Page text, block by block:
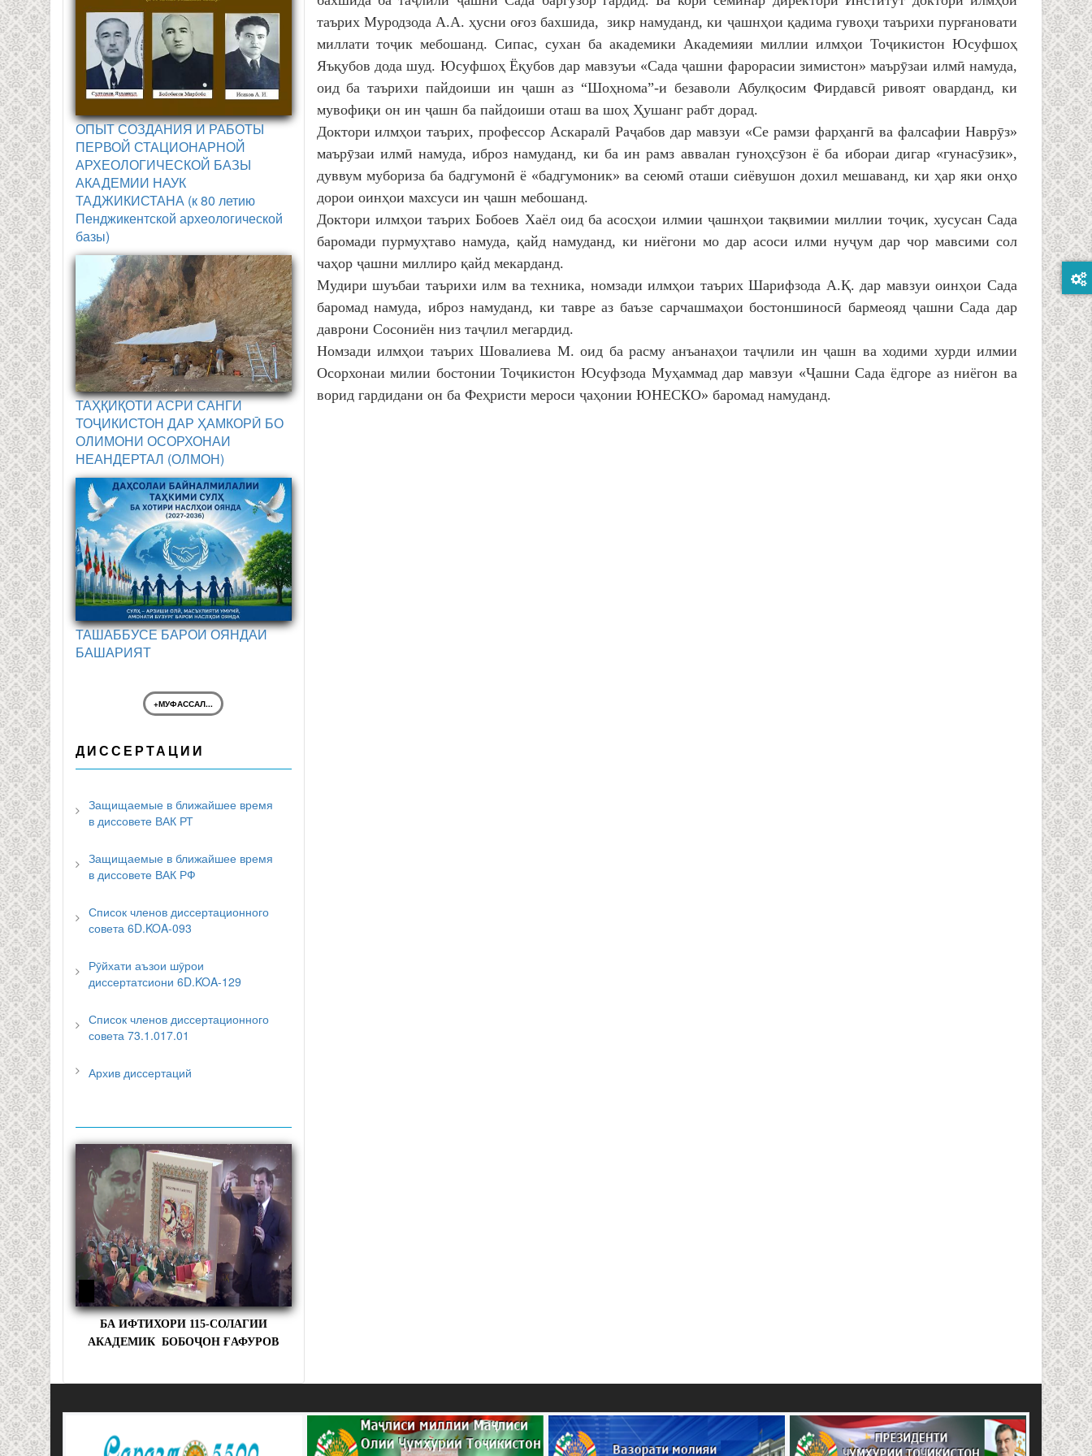
таърих Муродзода А.А. ҳусни оғоз бахшида, зикр намуданд, ки ҷашнҳои қадима гувоҳи таърихи пурғановати
миллати тоҷик мебошанд. Сипас, сухан ба академики Академияи миллии илмҳои Тоҷикистон Юсуфшоҳ
Яъқубов дода шуд. Юсуфшоҳ Ёқубов дар мавзуъи «Сада ҷашни фарорасии зимистон» маърӯзаи илмӣ намуда,
оид ба таърихи пайдоиши ин ҷашн аз “Шоҳнома”-и безаволи Абулқосим Фирдавсӣ ривоят оварданд, ки
мувофиқи он ин ҷашн ба пайдоиши оташ ва шоҳ Ҳушанг рабт дорад.
Доктори илмҳои таърих, профессор Аскаралӣ Раҷабов дар мавзуи «Се рамзи фарҳангӣ ва фалсафии Наврӯз»
маърӯзаи илмӣ намуда, иброз намуданд, ки ба ин рамз аввалан гуноҳсӯзон ё ба ибораи дигар «гунасӯзик»,
дуввум мубориза ба бадгумонӣ ё «бадгумоник» ва сеюмӣ оташи сиёвушон дохил мешаванд, ки ҳар яки онҳо
дорои оинҳои махсуси ин ҷашн мебошанд.
Доктори илмҳои таърих Бобоев Хаёл оид ба асосҳои илмии ҷашнҳои тақвимии миллии тоҷик, хусусан Сада
баромади пурмуҳтаво намуда, қайд намуданд, ки ниёгони мо дар асоси илми нуҷум дар чор мавсими сол
чаҳор ҷашни миллиро қайд мекарданд.
Мудири шуъбаи таърихи илм ва техника, номзади илмҳои таърих Шарифзода А.Қ. дар мавзуи оинҳои Сада
баромад намуда, иброз намуданд, ки тавре аз баъзе сарчашмаҳои бостоншиносӣ бармеояд ҷашни Сада дар
даврони Сосониён низ таҷлил мегардид.
Номзади илмҳои таърих Шовалиева М. оид ба расму анъанаҳои таҷлили ин ҷашн ва ходими хурди илмии
Осорхонаи милии бостонии Тоҷикистон Юсуфзода Муҳаммад дар мавзуи «Ҷашни Сада ёдгоре аз ниёгон ва
ворид гардидани он ба Феҳристи мероси ҷаҳонии ЮНЕСКО» баромад намуданд.
ОПЫТ СОЗДАНИЯ И РАБОТЫ
ПЕРВОЙ СТАЦИОНАРНОЙ
АРХЕОЛОГИЧЕСКОЙ БАЗЫ
АКАДЕМИИ НАУК
ТАДЖИКИСТАНА (к 80 летию
Пенджикентской археологической
базы)
ТАҲҚИҚОТИ АСРИ САНГИ
ТОҶИКИСТОН ДАР ҲАМКОРӢ БО
ОЛИМОНИ ОСОРХОНАИ
НЕАНДЕРТАЛ (ОЛМОН)
ТАШАББУСЕ БАРОИ ОЯНДАИ
БАШАРИЯТ
+МУФАССАЛ...
ДИССЕРТАЦИИ
Защищаемые в ближайшее время
в диссовете ВАК РТ
Защищаемые в ближайшее время
в диссовете ВАК РФ
Список членов диссертационного
совета 6D.KOA-093
Рӯйхати аъзои шӯрои
диссертатсиони 6D.KOA-129
Список членов диссертационного
совета 73.1.017.01
Архив диссертаций
БА ИФТИХОРИ 115-СОЛАГИИ
АКАДЕМИК БОБОҶОН ҒАФУРОВ